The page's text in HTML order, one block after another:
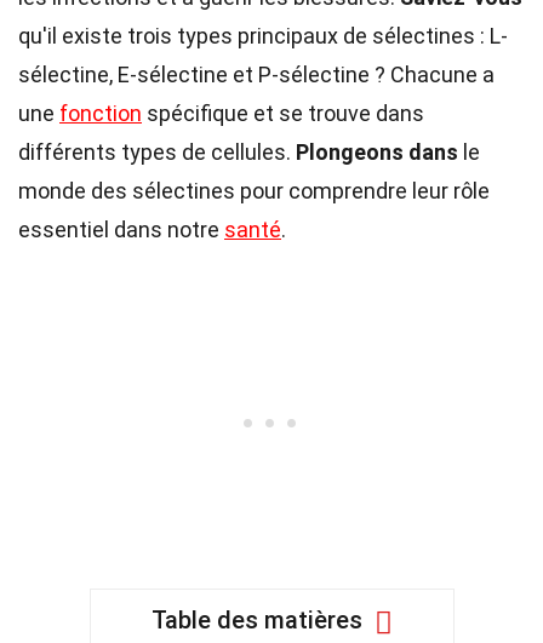
qu'il existe trois types principaux de sélectines : L-
sélectine, E-sélectine et P-sélectine ? Chacune a
une fonction spécifique et se trouve dans
différents types de cellules. Plongeons dans le
monde des sélectines pour comprendre leur rôle
essentiel dans notre santé.
Table des matières